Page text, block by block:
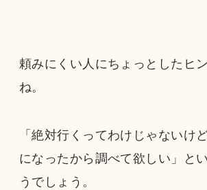
頼みにくい人にちょっとしたヒ
ね。
「絶対行くってわけじゃないけ
になったから調べて欲しい」と
うでしょう。